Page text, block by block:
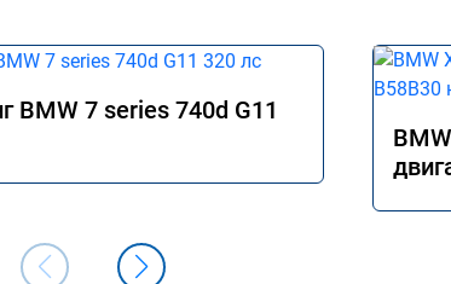
BMW 7 series 740d G11